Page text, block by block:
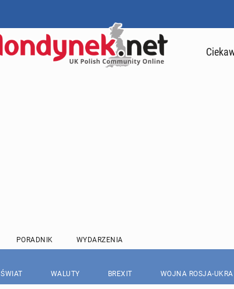
PORADNIK WYDARZENIA
ŚWIAT WALUTY BREXIT WOJNA ROSJA-